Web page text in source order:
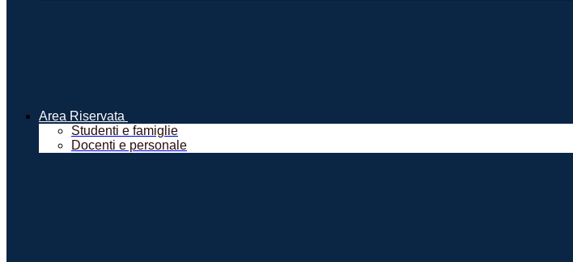
Area Riservata
Studenti e famiglie
Docenti e personale